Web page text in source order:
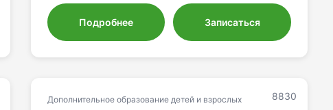
Подробнее Записаться
8830
Дополнительное образование детей и взрослых